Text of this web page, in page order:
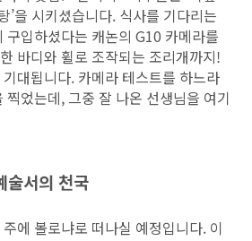
’을 시키셨습니다. 식사를 기다리는
구입하셨다는 캐논의 G10 카메라를
바디와 휠로 조작되는 조리개까지!
대됩니다. 카메라 테스트를 하느라
찍었는데, 그중 잘 나온 선생님을 여기
술서의 천국
에 볼로냐로 떠나실 예정입니다. 이